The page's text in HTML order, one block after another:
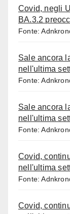
Covid, negli
BA.3.2
Fonte:
Sale ancora
nell'ultima
Fonte:
Sale ancora
nell'ultima
Fonte:
Covid,
nell'ultima
Fonte:
Covid,